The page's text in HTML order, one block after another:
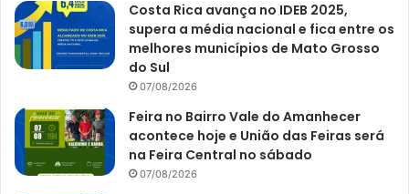
Costa Rica avança no IDEB 2025,
supera a média nacional e fica entre os
melhores municípios de Mato Grosso
do Sul
07/08/2026
Feira no Bairro Vale do Amanhecer
acontece hoje e União das Feiras será
na Feira Central no sábado
07/08/2026